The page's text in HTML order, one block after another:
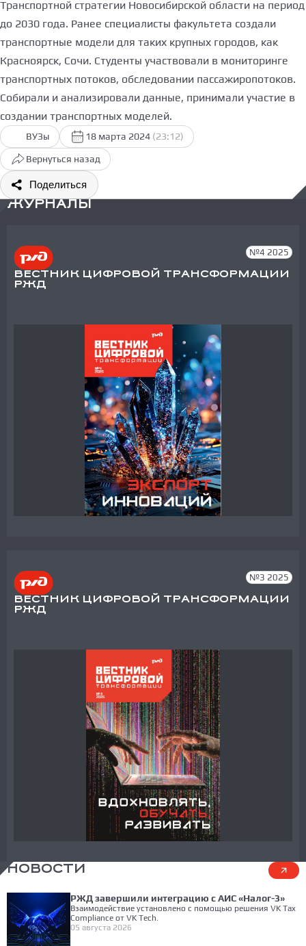
Транспортной стратегии Новосибирской области на период
до 2030 года. Ранее специалисты факультета создали
транспортные модели для таких крупных городов, как
Красноярск, Сочи. Студенты участвовали в мониторинге
транспортных потоков, обследовании пассажиропотоков.
Собирали и анализировали данные, принимали участие в
создании транспортных моделей.
ВУЗы 18 марта 2024 (23:12)
Вернуться назад
Поделиться
ЖУРНАЛЫ
№4 2025
ВЕСТНИК ЦИФРОВОЙ ТРАНСФОРМАЦИИ
РЖД
№3 2025
ВЕСТНИК ЦИФРОВОЙ ТРАНСФОРМАЦИИ
РЖД
НОВОСТИ
РЖД завершили интеграцию с АИС «Налог-3»
Взаимодействие установлено с помощью решения VK Tax
Compliance от VK Tech.
05 августа 2026